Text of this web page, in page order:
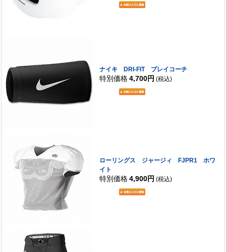
ナイキ DRI-FIT プレイコーチ
特別価格 4,700円 (税込)
ローリングス ジャージィ FJPR1 ホワ
イト
特別価格 4,900円 (税込)